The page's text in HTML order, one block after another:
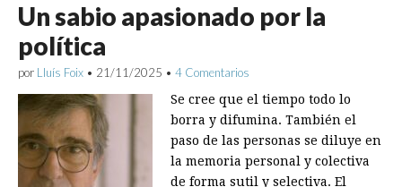
Un sabio apasionado por la
política
por Lluís Foix • 21/11/2025 • 4 Comentarios
Se cree que el tiempo todo lo
borra y difumina. También el
paso de las personas se diluye en
la memoria personal y colectiva
de forma sutil y selectiva. El